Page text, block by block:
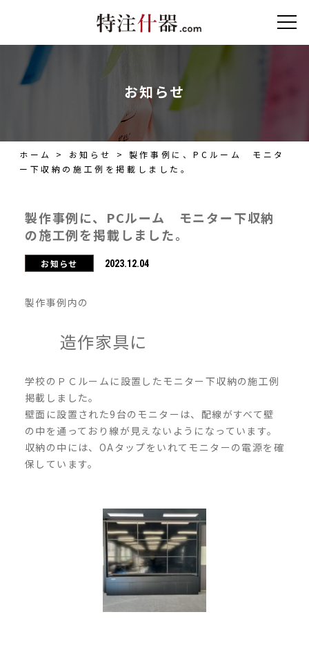
お知らせ
ホーム > お知らせ > 製作事例に、PCルーム モニタ
ー下収納の施工例を掲載しました。
製作事例に、PCルーム モニター下収納
の施工例を掲載しました。
お知らせ 2023.12.04
製作事例内の
造作家具に
学校のＰＣルームに設置したモニター下収納の施工例
掲載しました。
壁面に設置された9台のモニターは、配線がすべて壁
の中を通っており線が見えないようになっています。
収納の中には、OAタップをいれてモニターの電源を確
保しています。